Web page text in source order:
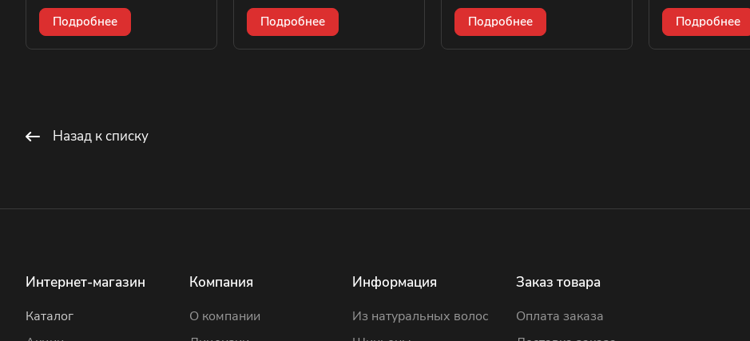
Подробнее Подробнее Подробнее Подробнее
Назад к списку
Интернет-магазин
Каталог
Компания
О компании
Информация
Из натуральных волос
Заказ товара
Оплата заказа